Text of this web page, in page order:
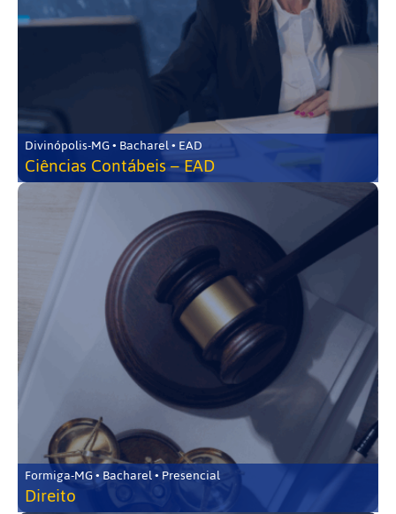
Divinópolis-MG • Bacharel • EAD
Ciências Contábeis – EAD
Formiga-MG • Bacharel • Presencial
Direito